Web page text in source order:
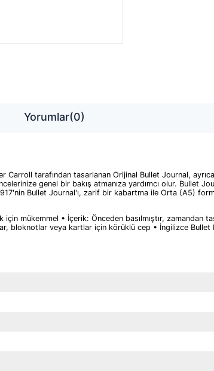
Yorumlar(0)
tarafından tasarlanan Orijinal Bullet Journal,
genel bir bakış atmanıza yardımcı olur. Bullet
Bullet Journal'ı, zarif bir kabartma ile Orta (A5)
mükemmel • İçerik: Önceden basılmıştır, zamandan
bloknotlar veya kartlar için körüklü cep • İngilizce